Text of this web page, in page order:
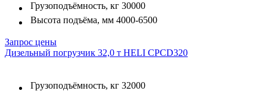
Грузоподъёмность, кг 30000
Высота подъёма, мм 4000-6500
Запрос цены
Дизельный погрузчик 32,0 т HELI CPCD320
Грузоподъёмность, кг 32000